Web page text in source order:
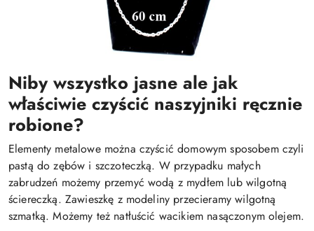
Niby wszystko jasne ale jak
właściwie czyścić naszyjniki ręcznie
robione?
Elementy metalowe można czyścić domowym sposobem czyli
pastą do zębów i szczoteczką. W przypadku małych
zabrudzeń możemy przemyć wodą z mydłem lub wilgotną
ściereczką. Zawieszkę z modeliny przecieramy wilgotną
szmatką. Możemy też natłuścić wacikiem nasączonym olejem.